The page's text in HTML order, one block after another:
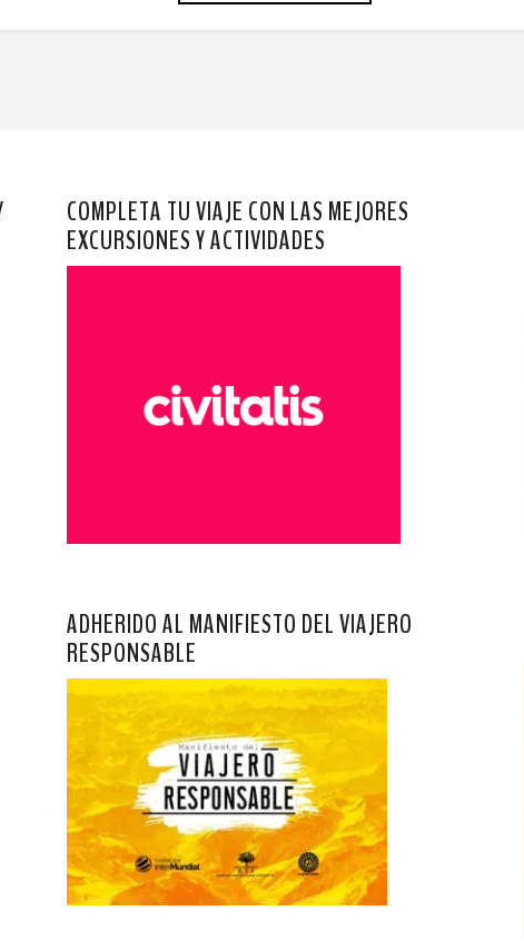
COMPLETA TU VIAJE CON LAS MEJORES
EXCURSIONES Y ACTIVIDADES
ADHERIDO AL MANIFIESTO DEL VIAJERO
RESPONSABLE